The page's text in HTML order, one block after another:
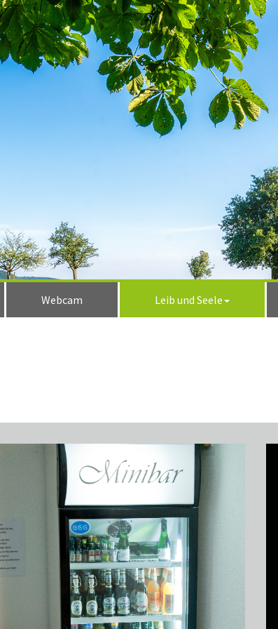
Webcam Leib und Seele